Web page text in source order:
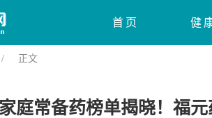
首页 健
/ 正文
庭常备药榜单揭晓！福